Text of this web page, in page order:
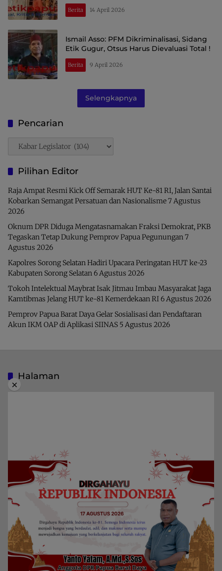
Berita 14 April 2026
Ismail Asso: PFM Dikriminalisasi, Sidang
Etik Gugur, Otsus Harus Dievaluasi Total !
Berita 9 April 2026
Selengkapnya
Pencarian
Pencarian
Pilihan Editor
Raja Ampat Resmi Kick Off Semarak HUT Ke-81 RI, Jalan Santai
Kobarkan Semangat Persatuan dan Nasionalisme7 Agustus
2026
Oknum DPR Diduga Mengatasnamakan Fraksi Demokrat, PKB
Tegaskan Tetap Dukung Pemprov Papua Pegunungan7
Agustus 2026
Kapolres Sorong Selatan Hadiri Upacara Peringatan HUT ke-23
Kabupaten Sorong Selatan6 Agustus 2026
Tokoh Intelektual Maybrat Isak Jitmau Imbau Masyarakat Jaga
Kamtibmas Jelang HUT ke-81 Kemerdekaan RI6 Agustus 2026
Pemprov Papua Barat Daya Gelar Sosialisasi dan Pendaftaran
Akun IKM OAP di Aplikasi SIINAS 5 Agustus 2026
Halaman
Kategori
Berita
Home
Papua Barat Daya
×